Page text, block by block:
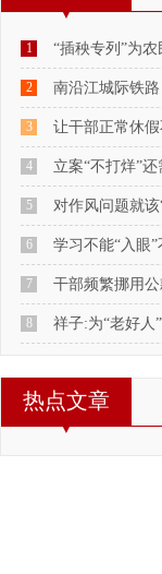
1 “插秧专列”为
2 南沿江城际铁
3 让干部正常休
4 立案“不打烊”
5 对作风问题就该
6 学习不能“入眼”
7 干部频繁挪用
8 祥子:为“老好人
热点文章